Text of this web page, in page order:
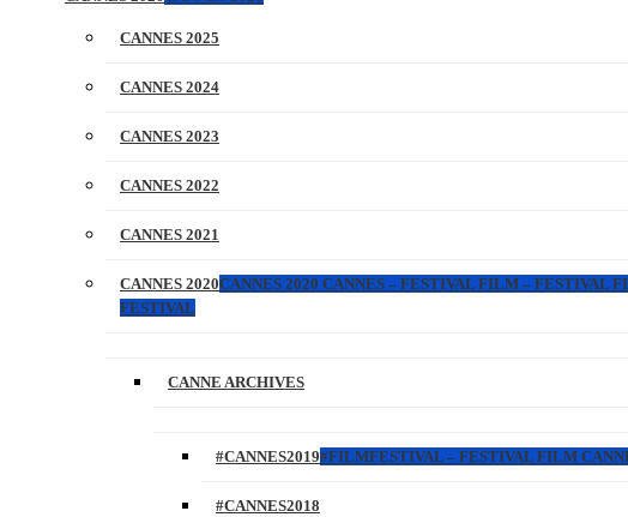
CANNES 2025
CANNES 2024
CANNES 2023
CANNES 2022
CANNES 2021
CANNES 2020CANNES 2020 CANNES – FESTIVAL FILM – FESTIVAL
FESTIVAL
CANNE ARCHIVES
#CANNES2019#FILMFESTIVAL – FESTIVAL FILM
#CANNES2018